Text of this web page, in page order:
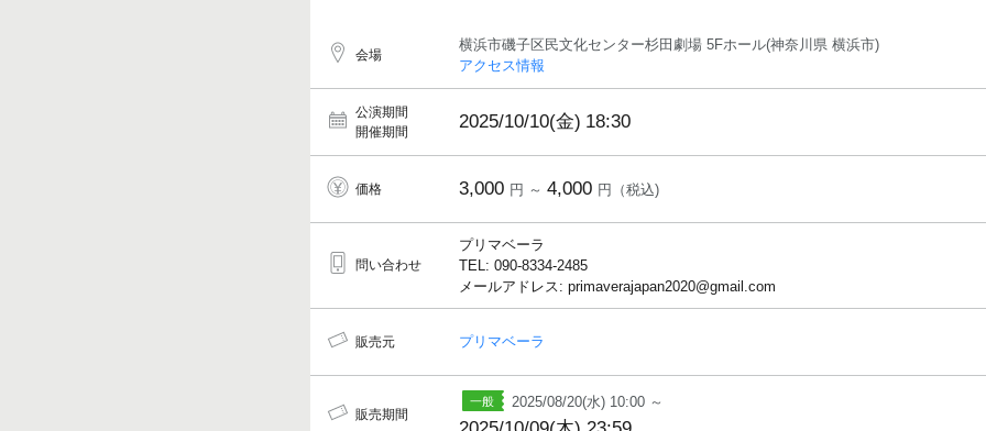
会場
横浜市磯子区民文化センター杉田劇場 5Fホール(神奈川県 横浜市)
アクセス情報
公演期間
開催期間
2025/10/10(金) 18:30
価格 3,000 円 ～ 4,000 円（税込)
問い合わせ
プリマベーラ
TEL: 090-8334-2485
メールアドレス: primaverajapan2020@gmail.com
販売元 プリマベーラ
販売期間
2025/08/20(水) 10:00 ～